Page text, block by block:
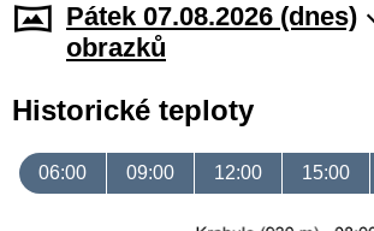
Pátek 07.08.2026 (dnes)
obrazků
Historické teploty
06:00 09:00 12:00 15:00